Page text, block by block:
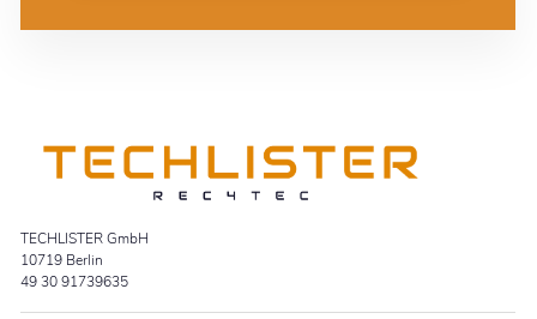
TECHLISTER GmbH
10719 Berlin
49 30 91739635